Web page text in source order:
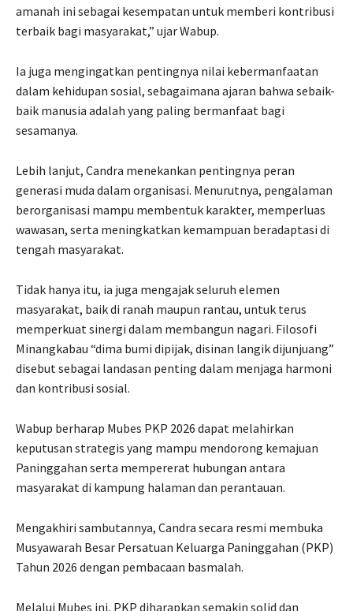
amanah ini sebagai kesempatan untuk memberi kontribusi
terbaik bagi masyarakat,” ujar Wabup.
Ia juga mengingatkan pentingnya nilai kebermanfaatan
dalam kehidupan sosial, sebagaimana ajaran bahwa sebaik-
baik manusia adalah yang paling bermanfaat bagi
sesamanya.
Lebih lanjut, Candra menekankan pentingnya peran
generasi muda dalam organisasi. Menurutnya, pengalaman
berorganisasi mampu membentuk karakter, memperluas
wawasan, serta meningkatkan kemampuan beradaptasi di
tengah masyarakat.
Tidak hanya itu, ia juga mengajak seluruh elemen
masyarakat, baik di ranah maupun rantau, untuk terus
memperkuat sinergi dalam membangun nagari. Filosofi
Minangkabau “dima bumi dipijak, disinan langik dijunjuang”
disebut sebagai landasan penting dalam menjaga harmoni
dan kontribusi sosial.
Wabup berharap Mubes PKP 2026 dapat melahirkan
keputusan strategis yang mampu mendorong kemajuan
Paninggahan serta mempererat hubungan antara
masyarakat di kampung halaman dan perantauan.
Mengakhiri sambutannya, Candra secara resmi membuka
Musyawarah Besar Persatuan Keluarga Paninggahan (PKP)
Tahun 2026 dengan pembacaan basmalah.
Melalui Mubes ini, PKP diharapkan semakin solid dan